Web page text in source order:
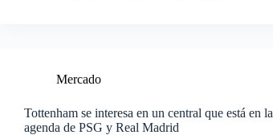
Mercado
Tottenham se interesa en un central que está en la
agenda de PSG y Real Madrid